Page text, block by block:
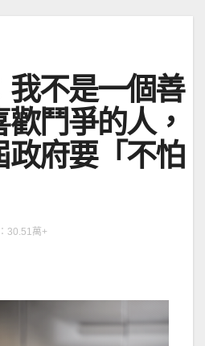
我不是一個善
鬥爭的人，
政府要「不怕
30.51萬+